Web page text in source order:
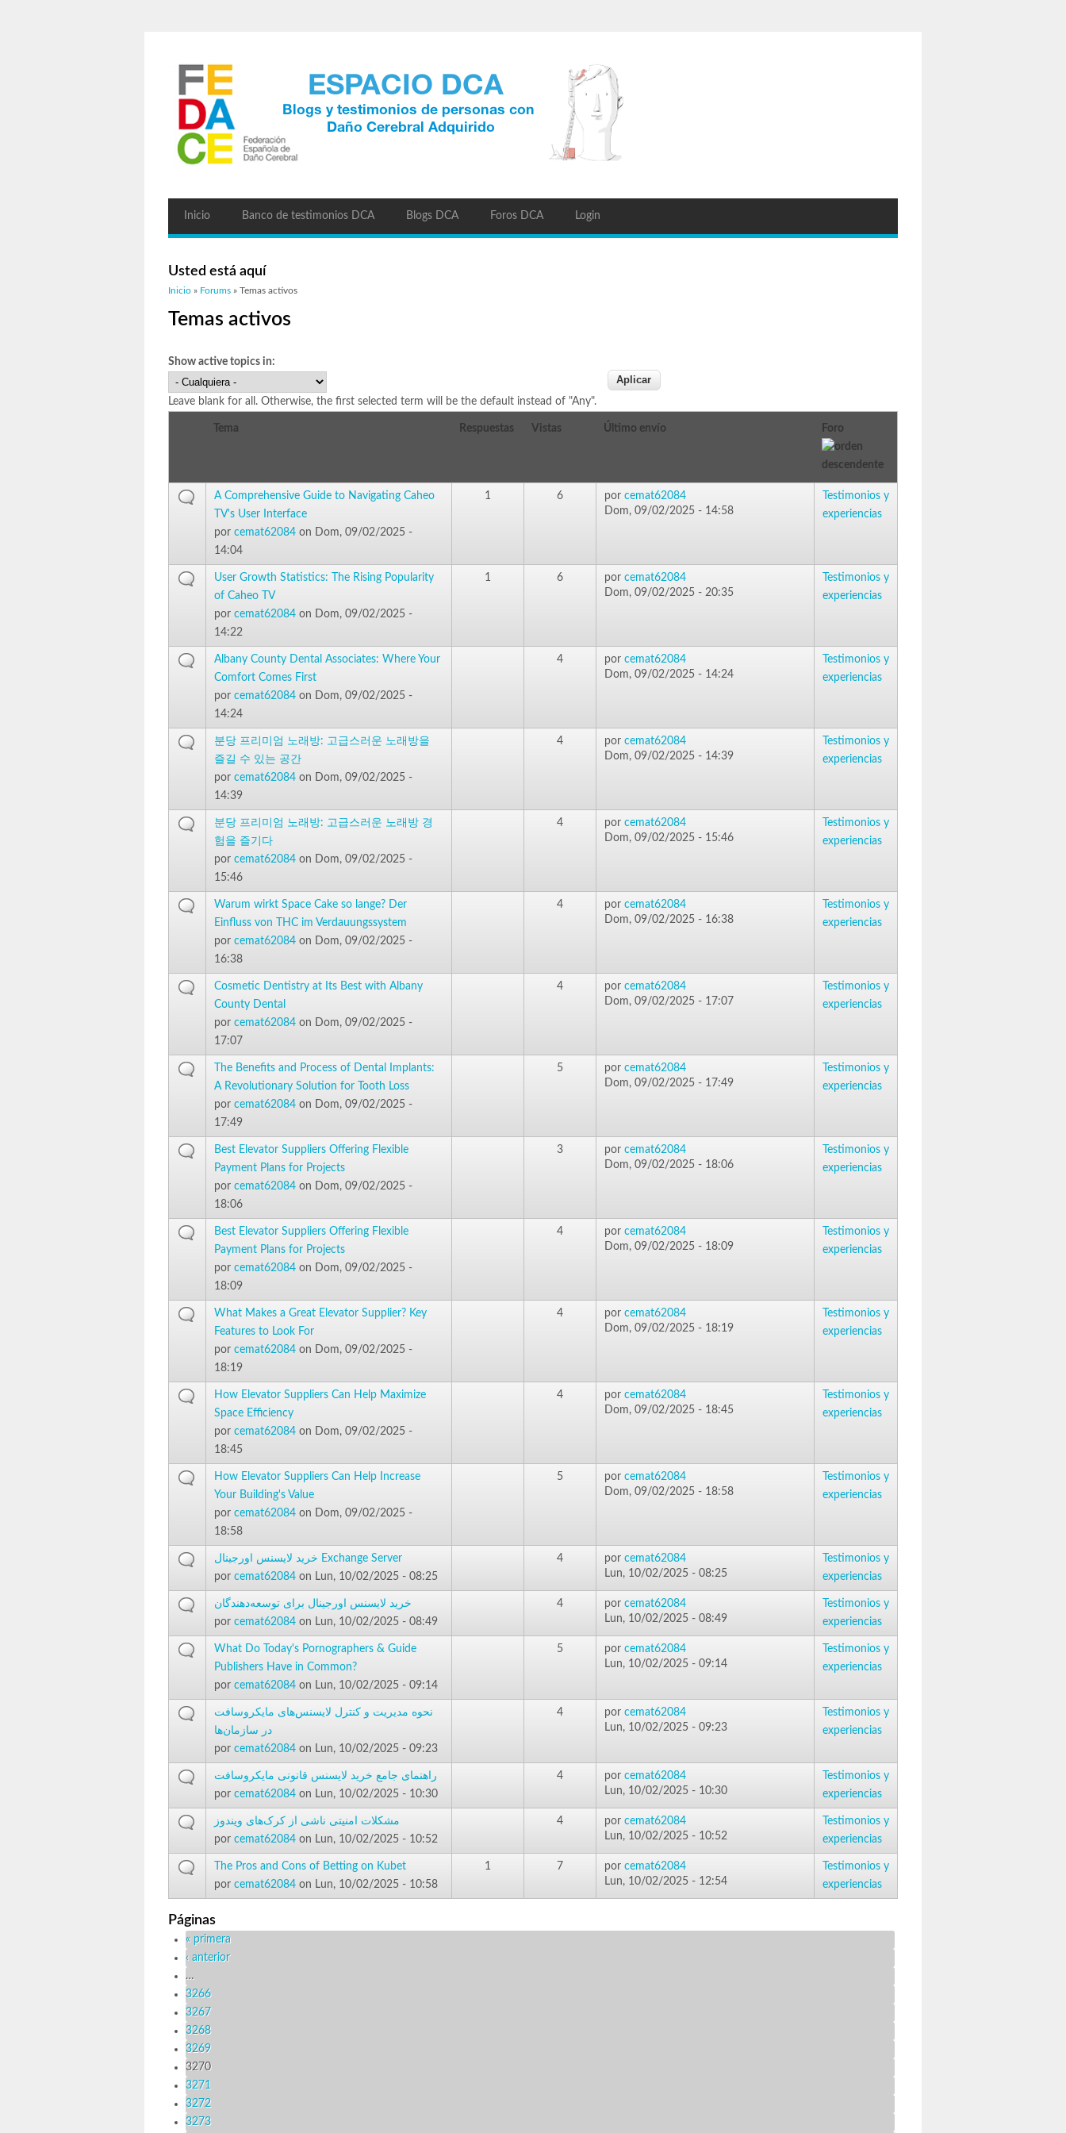
Inicio Banco de testimonios DCA Blogs DCA Foros DCA Login
Usted está aquí
Inicio » Forums » Temas activos
Temas activos
Show active topics in:
Leave blank for all. Otherwise, the first selected term will be the default instead of "Any".
Tema Respuestas Vistas Último envío Foro
A Comprehensive Guide to Navigating Caheo
TV's User Interface
por cemat62084 on Dom, 09/02/2025 -
14:04
1 6 por cemat62084
Dom, 09/02/2025 - 14:58
Testimonios y
experiencias
User Growth Statistics: The Rising Popularity
of Caheo TV
por cemat62084 on Dom, 09/02/2025 -
14:22
1 6 por cemat62084
Dom, 09/02/2025 - 20:35
Testimonios y
experiencias
Albany County Dental Associates: Where Your
Comfort Comes First
por cemat62084 on Dom, 09/02/2025 -
14:24
4 por cemat62084
Dom, 09/02/2025 - 14:24
Testimonios y
experiencias
분당 프리미엄 노래방: 고급스러운 노래방을
즐길 수 있는 공간
por cemat62084 on Dom, 09/02/2025 -
14:39
4 por cemat62084
Dom, 09/02/2025 - 14:39
Testimonios y
experiencias
분당 프리미엄 노래방: 고급스러운 노래방 경
험을 즐기다
por cemat62084 on Dom, 09/02/2025 -
15:46
4 por cemat62084
Dom, 09/02/2025 - 15:46
Testimonios y
experiencias
Warum wirkt Space Cake so lange? Der
Einfluss von THC im Verdauungssystem
por cemat62084 on Dom, 09/02/2025 -
16:38
4 por cemat62084
Dom, 09/02/2025 - 16:38
Testimonios y
experiencias
Cosmetic Dentistry at Its Best with Albany
County Dental
por cemat62084 on Dom, 09/02/2025 -
17:07
4 por cemat62084
Dom, 09/02/2025 - 17:07
Testimonios y
experiencias
The Benefits and Process of Dental Implants:
A Revolutionary Solution for Tooth Loss
por cemat62084 on Dom, 09/02/2025 -
17:49
5 por cemat62084
Dom, 09/02/2025 - 17:49
Testimonios y
experiencias
Best Elevator Suppliers Offering Flexible
Payment Plans for Projects
por cemat62084 on Dom, 09/02/2025 -
18:06
3 por cemat62084
Dom, 09/02/2025 - 18:06
Testimonios y
experiencias
Best Elevator Suppliers Offering Flexible
Payment Plans for Projects
por cemat62084 on Dom, 09/02/2025 -
18:09
4 por cemat62084
Dom, 09/02/2025 - 18:09
Testimonios y
experiencias
What Makes a Great Elevator Supplier? Key
Features to Look For
por cemat62084 on Dom, 09/02/2025 -
18:19
4 por cemat62084
Dom, 09/02/2025 - 18:19
Testimonios y
experiencias
How Elevator Suppliers Can Help Maximize
Space Efficiency
por cemat62084 on Dom, 09/02/2025 -
18:45
4 por cemat62084
Dom, 09/02/2025 - 18:45
Testimonios y
experiencias
How Elevator Suppliers Can Help Increase
Your Building's Value
por cemat62084 on Dom, 09/02/2025 -
18:58
5 por cemat62084
Dom, 09/02/2025 - 18:58
Testimonios y
experiencias
خرید لایسنس اورجینال Exchange Server
por cemat62084 on Lun, 10/02/2025 - 08:25
4 por cemat62084
Lun, 10/02/2025 - 08:25
Testimonios y
experiencias
خرید لایسنس اورجینال برای توسعه‌دهندگان
por cemat62084 on Lun, 10/02/2025 - 08:49
4 por cemat62084
Lun, 10/02/2025 - 08:49
Testimonios y
experiencias
What Do Today's Pornographers & Guide
Publishers Have in Common?
por cemat62084 on Lun, 10/02/2025 - 09:14
5 por cemat62084
Lun, 10/02/2025 - 09:14
Testimonios y
experiencias
نحوه مدیریت و کنترل لایسنس‌های مایکروسافت
در سازمان‌ها
por cemat62084 on Lun, 10/02/2025 - 09:23
4 por cemat62084
Lun, 10/02/2025 - 09:23
Testimonios y
experiencias
راهنمای جامع خرید لایسنس قانونی مایکروسافت
por cemat62084 on Lun, 10/02/2025 - 10:30
4 por cemat62084
Lun, 10/02/2025 - 10:30
Testimonios y
experiencias
مشکلات امنیتی ناشی از کرک‌های ویندوز
por cemat62084 on Lun, 10/02/2025 - 10:52
4 por cemat62084
Lun, 10/02/2025 - 10:52
Testimonios y
experiencias
The Pros and Cons of Betting on Kubet
por cemat62084 on Lun, 10/02/2025 - 10:58
1 7 por cemat62084
Lun, 10/02/2025 - 12:54
Testimonios y
experiencias
Páginas
« primera
‹ anterior
…
3266
3267
3268
3269
3270
3271
3272
3273